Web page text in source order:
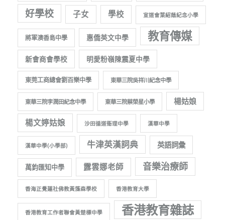
好學校 子女 學校 宣道會葉紹蔭紀念小學
將軍澳香島中學 惠僑英文中學 教育傳媒
新會商會學校 明愛粉嶺陳震夏中學
東莞工商總會劉百樂中學 東華三院吳祥川紀念中學
東華三院李潤田紀念中學 東華三院蔡榮星小學 楊姑娘
楊文婷姑娘 沙田循道衞理中學 漢華中學
漢華中學(小學部) 牛津英漢詞典 英語詞彙
萬鈞匯知中學 露雲娜老師 音樂治療師
香海正覺蓮社佛教黃藻森學校 香港教育大學
香港教育工作者聯會黃楚標中學 香港教育雜誌